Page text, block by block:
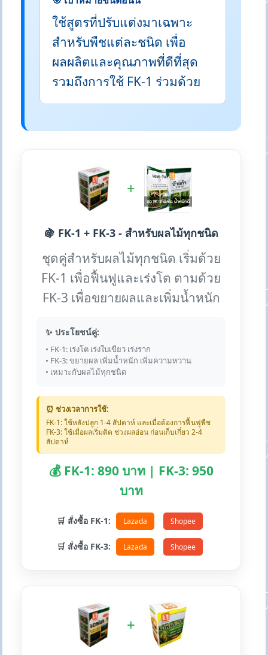
ใช้สูตรที่ปรับแต่งมาเฉพาะ
สำหรับพืชแต่ละชนิด เพื่อ
ผลผลิตและคุณภาพที่ดีที่สุด
รวมถึงการใช้ FK-1 ร่วมด้วย
+
🍇 FK-1 + FK-3 - สำหรับผลไม้ทุกชนิด
ชุดคู่สำหรับผลไม้ทุกชนิด เริ่มด้วย
FK-1 เพื่อฟื้นฟูและเร่งโต ตามด้วย
FK-3 เพื่อขยายผลและเพิ่มน้ำหนัก
✨ ประโยชน์คู่:
• FK-1: เร่งโต เร่งใบเขียว เร่งราก
• FK-3: ขยายผล เพิ่มน้ำหนัก เพิ่มความหวาน
• เหมาะกับผลไม้ทุกชนิด
⏰ ช่วงเวลาการใช้:
FK-1: ใช้หลังปลูก 1-4 สัปดาห์ และเมื่อต้องการฟื้นฟูพืช
FK-3: ใช้เมื่อผลเริ่มติด ช่วงผลอ่อน ก่อนเก็บเกี่ยว 2-4
สัปดาห์
💰 FK-1: 890 บาท | FK-3: 950
บาท
🛒 สั่งซื้อ FK-1: Lazada Shopee
🛒 สั่งซื้อ FK-3: Lazada Shopee
+